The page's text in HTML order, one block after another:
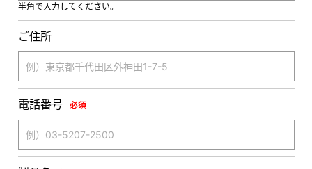
半角で入力してください。
ご住所
電話番号 必須